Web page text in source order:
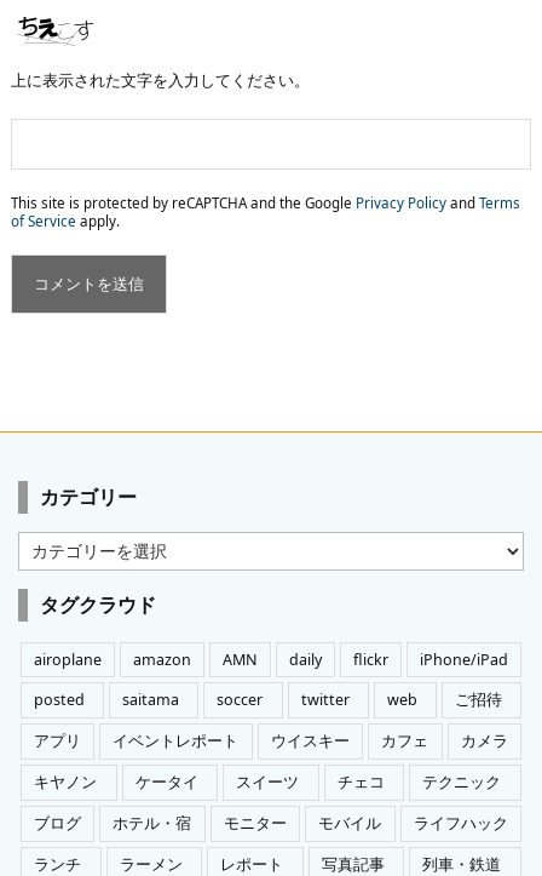
上に表示された文字を入力してください。
This site is protected by reCAPTCHA and the Google Privacy Policy and Terms
of Service apply.
カテゴリー
カ
テ
ゴ
リ
ー
タグクラウド
airoplane amazon AMN daily flickr
iPhone/iPad
posted
saitama soccer twitter web
ご招待
アプリ
イベントレポート ウイスキー カフェ
カメラ
キヤノン
ケータイ スイーツ チェコ
テクニック
ブログ
ホテル・宿 モニター モバイル
ライフハック
ランチ
ラーメン レポート 写真記事
列車・鉄道